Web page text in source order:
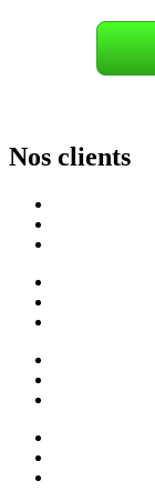
Nos clients